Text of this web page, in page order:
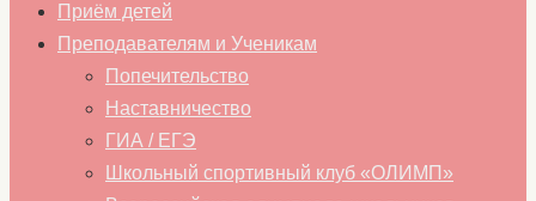
Приём детей
Преподавателям и Ученикам
Попечительство
Наставничество
ГИА / ЕГЭ
Школьный спортивный клуб «ОЛИМП»